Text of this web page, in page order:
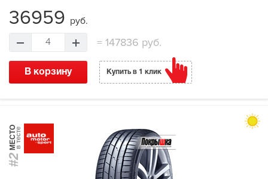
36959 руб.
4 =147836 руб.
В корзину Купить в 1 клик
#2
МЕСТОв тесте